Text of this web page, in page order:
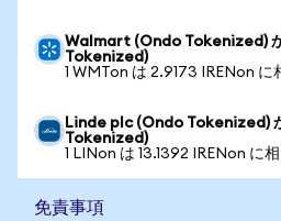
Walmart (Ondo Tokenized)
Tokenized)
1 WMTon は 2.9173 IRENon に
Linde plc (Ondo Tokenized)
Tokenized)
1 LINon は 13.1392 IRENon に相
免責事項